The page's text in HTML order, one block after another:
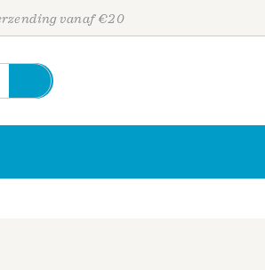
vanaf €20
Personen